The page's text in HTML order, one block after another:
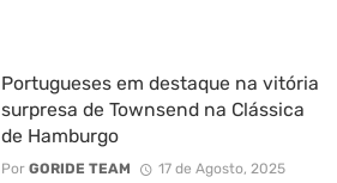
Portugueses em destaque na vitória
surpresa de Townsend na Clássica
de Hamburgo
Por GORIDE TEAM 17 de Agosto, 2025